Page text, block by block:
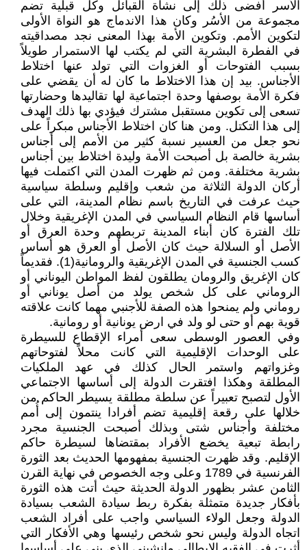
الأسر أفضى ذلك إلى نشأة القبائل وكل قبلية تضم
مجموعة من الأسُر وكان هذا الاندماج هو النواة الأولى
لتكوين الأمم. وتكوين الأمة بهذا المعنى نجد مصداقيته
في الفطرة البشرية التي لم يكتب لها الاستمرار طويلاً
بسبب الفتوحات أو الغزوات التي تولد عنها اختلاط
الأجناس. بيد إن هذا الاختلاط ما كان له أن يقضي على
فكرة الأمة بوصفها وحدة اجتماعية لها تقاليدها وحضارتها
تسعى إلى تكوين مستقبل مشترك فيؤدي بها ذلك الهدف
إلى هذا التكتل. ومن هنا كان اختلاط الأجناس مبكراً على
نحو جعل من العسير نسبة كثير من الأمم إلى أجناس
بشرية خالصة بل أصبحت الأمة وليدة اختلاط بين أجناس
بشرية مختلفة. ومن ثم ظهرت المدن التي اكتملت فيها
أركان الدولة الثلاثة من شعب وإقليم وسلطة سياسية
حيث عرفت في التاريخ باسم نظام المدينة، التي على
أساسها قام النظام السياسي في المدن الإغريقية وخلال
تلك الفترة كان أبناء المدينة تربطهم وحدة العرق أو
الأصل أو السلالة حيث كان الأصل أو العرق هو أساس
كسب الجنسية في المدن الإغريقية والرومانية(1). فقديماً
كان الإغريق والرومان يطلقون لفظ المواطن اليوناني أو
الروماني على كل شخص يولد من أصل يوناني أو
روماني ولم يمنحوا هذه الصفة للأجنبي مهما كانت علاقته
قوية بهم أو حتى لو ولد في ارض يونانية أو رومانية.
وفي العصور الوسطى سعى أمراء الإقطاع للسيطرة
على الوحدات الإقليمية التي كانت محلاً لفتوحاتهم
وغزواتهم واستمر الحال كذلك في عهد الملكيات
المطلقة وهكذا افتقرت الدولة إلى أساسها الاجتماعي
الأول لتصبح تعبيراً عن سلطة مطلقة يسيطر الحاكم من
خلالها على رقعة إقليمية تضم أفرادا ينتمون إلى أُمم
مختلفة وأجناس شتى وبذلك أصبحت الجنسية مجرد
رابطة تبعية يخضع الأفراد بمقتضاها لسيطرة حاكم
الإقليم. وقد ظهرت الجنسية بمفهومها الحديث بعد الثورة
الفرنسية في 1789 وعلى وجه الخصوص في نهاية القرن
الثامن عشر بظهور الدولة الحديثة حيث أتت هذه الثورة
بأفكار جديدة متمثلة بفكرة ربط سيادة الشعب بسيادة
الدولة وجعل الولاء السياسي واجب على أفراد الشعب
اتجاه الدولة وليس نحو شخص رئيسها وهي الأفكار التي